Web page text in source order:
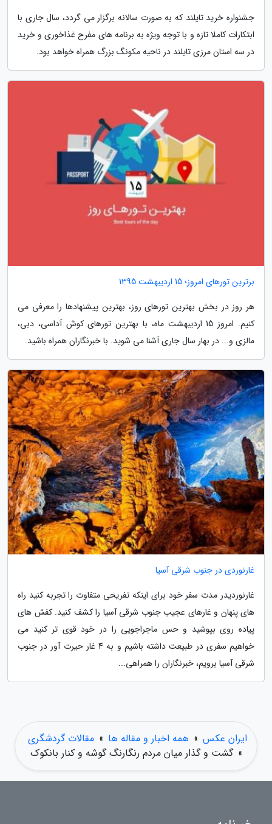
جشنواره خرید تایلند که به صورت سالانه برگزار می گردد، سال جاری با
ابتکارات کاملا تازه و با توجه ویژه به برنامه های مفرح غذاخوری و خرید
در سه استان مرزی تایلند در ناحیه مکونگ بزرگ همراه خواهد بود.
برترین تورهای امروز؛ 15 اردیبهشت 1395
هر روز در بخش بهترین تورهای روز، بهترین پیشنهادها را معرفی می
کنیم. امروز 15 اردیبهشت ماه، با بهترین تورهای کوش آداسی، دبی،
مالزی و... در بهار سال جاری آشنا می شوید. با خبرنگاران همراه باشید.
غارنوردی در جنوب شرقی آسیا
غارنوردیدر مدت سفر خود برای اینکه تفریحی متفاوت را تجربه کنید راه
های پنهان و غارهای عجیب جنوب شرقی آسیا را کشف کنید. کفش های
پیاده روی بپوشید و حس ماجراجویی را در خود قوی تر کنید می
خواهیم سفری در طبیعت داشته باشیم و به 4 غار حیرت آور در جنوب
شرقی آسیا برویم، خبرنگاران را همراهی...
ایران عکس » همه اخبار و مقاله ها » مقالات گردشگری
» گشت و گذار میان مردم رنگارنگ گوشه و کنار بانکوک